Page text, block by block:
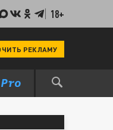
18+
РЕКЛАМУ